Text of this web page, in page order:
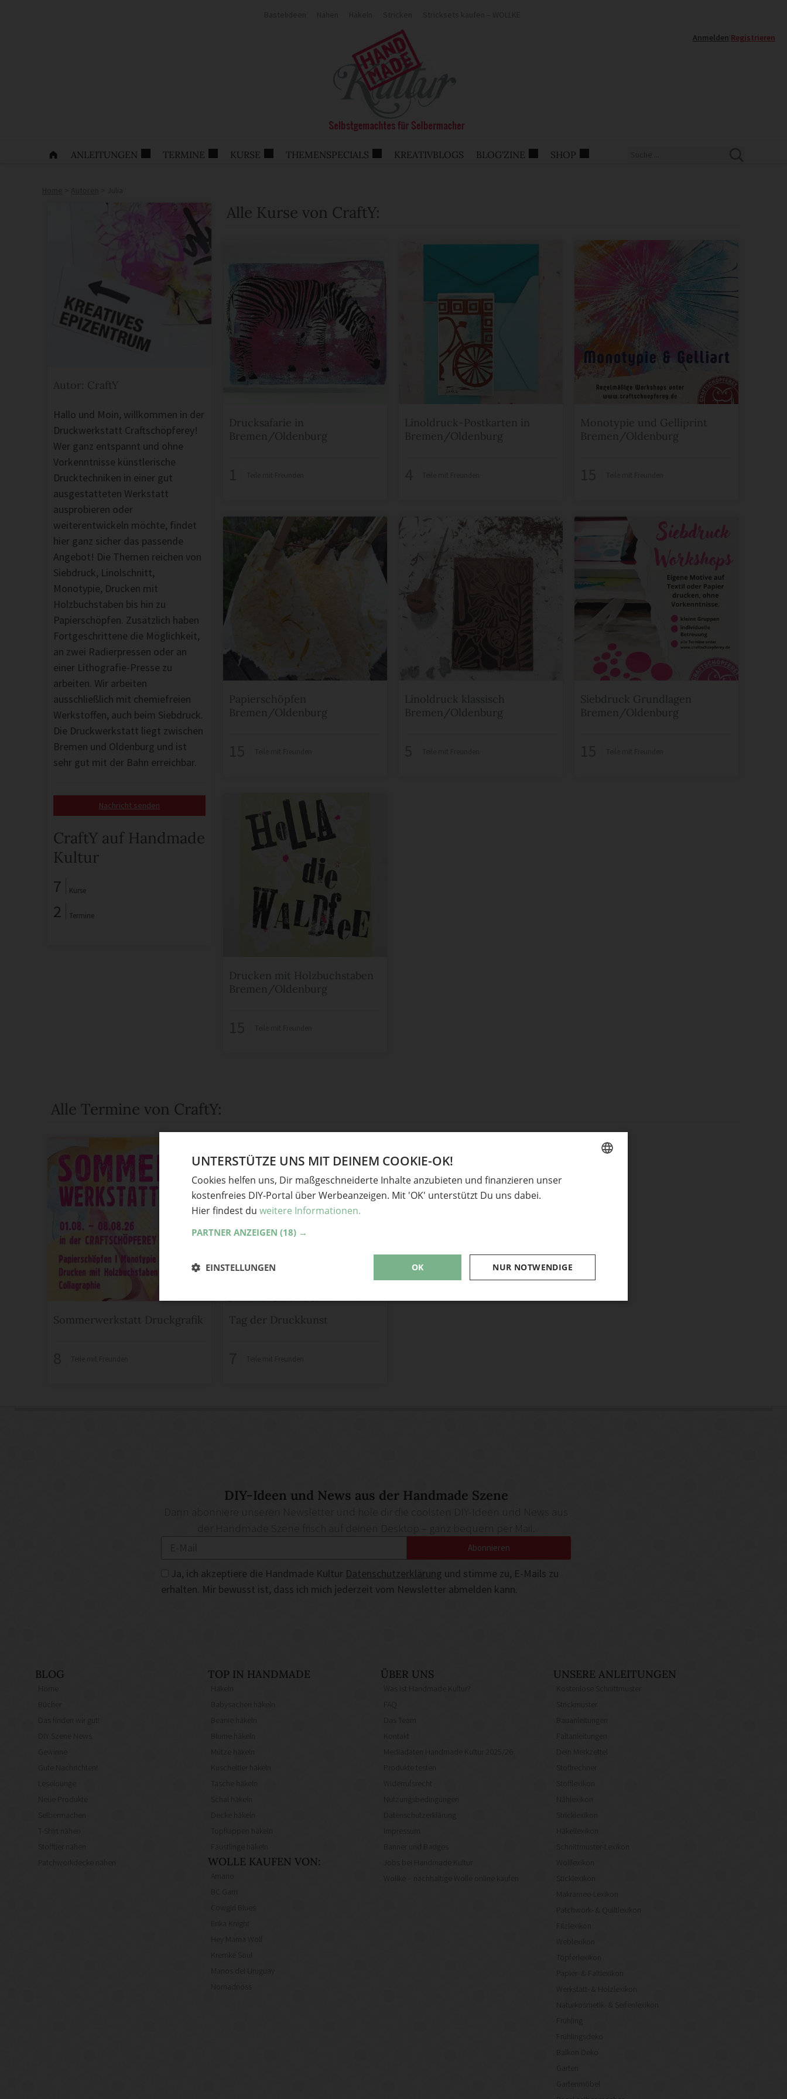
Anmelden Registrieren
ANLEITUNGEN TERMINE KURSE THEMENSPECIALS KREATIVBLOGS BLOG'ZINE SHOP
Autor: CraftY
Hallo und Moin, willkommen in der
Druckwerkstatt Craftschöpferey!
Wer ganz entspannt und ohne
Vorkenntnisse künstlerische
Drucktechniken in einer gut
ausgestatteten Werkstatt
ausprobieren oder
weiterentwickeln möchte, findet
hier ganz sicher das passende
Angebot! Die Themen reichen von
Siebdruck, Linolschnitt,
Monotypie, Drucken mit
Holzbuchstaben bis hin zu
Papierschöpfen. Zusätzlich haben
Fortgeschrittene die Möglichkeit,
an zwei Radierpressen oder an
einer Lithografie-Presse zu
arbeiten. Wir arbeiten
ausschließlich mit chemiefreien
Werkstoffen, auch beim Siebdruck.
Die Druckwerkstatt liegt zwischen
Bremen und Oldenburg und ist
sehr gut mit der Bahn erreichbar.
Nachricht senden
CraftY auf Handmade
Kultur
7 Kurse
2 Termine
Alle Kurse von CraftY:
Drucksafarie in
Bremen/Oldenburg
Linoldruck-Postkarten in
Bremen/Oldenburg
Monotypie und Gelliprint
Bremen/Oldenburg
Papierschöpfen
Bremen/Oldenburg
Linoldruck klassisch
Bremen/Oldenburg
Siebdruck Grundlagen
Bremen/Oldenburg
Drucken mit Holzbuchstaben
Bremen/Oldenburg
Alle Termine von CraftY:
Sommerwerkstatt Druckgrafik Tag der Druckkunst
DIY-Ideen und News aus der Handmade Szene
der Handmade Szene frisch auf deinen Desktop – ganz bequem per Mail.
Ja, ich akzeptiere die Handmade Kultur Datenschutzerklärung und stimme zu, E-Mails zu
erhalten. Mir bewusst ist, dass ich mich jederzeit vom Newsletter abmelden kann.
Abonnieren
BLOG
Das finden wir gut!
DIY Szene News
Gute Nachrichten!
Leselounge
Neue Produkte
T-Shirt nähen
Stofftier nähen
Patchworkdecke nähen
TOP IN HANDMADE
Häkeln
Babysachen häkeln
Blume häkeln
Mütze häkeln
Kuscheltier häkeln
Tasche häkeln
Topflappen häkeln
Fäustlinge häkeln
WOLLE KAUFEN VON:
Cowgirl Blues
Erika Knight
Hey Mama Wolf
Kremke Soul
Manos del Uruguay
Nomadnoss
ÜBER UNS
Was ist Handmade Kultur?
Das Team
Kontakt
Mediadaten Handmade Kultur 2025/26
Produkte testen
Widerrufsrecht
Nutzungsbedingungen
Datenschutzerklärung
Banner und Badges
Jobs bei Handmade Kultur
Wollke – nachhaltige Wolle online kaufen
UNSERE ANLEITUNGEN
Kostenlose Schnittmuster
Strickmuster
Bauanleitungen
Faltanleitungen
Dein Merkzettel
Stoffrechner
Stofflexikon
Nählexikon
Stricklexikon
Häkellexikon
Schnittmuster-Lexikon
Wolllexikon
Sticklexikon
Makramee-Lexikon
Patchwork- & Quiltlexikon
Filzlexikon
Töpferlexikon
Papier- & Faltlexikon
Werkstatt- & Holzlexikon
Naturkosmetik- & Seifenlexikon
Frühlingsdeko
Balkon Deko
Garten
Gartenmöbel
UNTERSTÜTZE UNS MIT DEINEM COOKIE-OK!
Cookies helfen uns, Dir maßgeschneiderte Inhalte anzubieten und finanzieren unser
kostenfreies DIY-Portal über Werbeanzeigen. Mit 'OK' unterstützt Du uns dabei.
Hier findest du weitere Informationen.
PARTNER ANZEIGEN (18) →
OK NUR NOTWENDIGE
EINSTELLUNGEN